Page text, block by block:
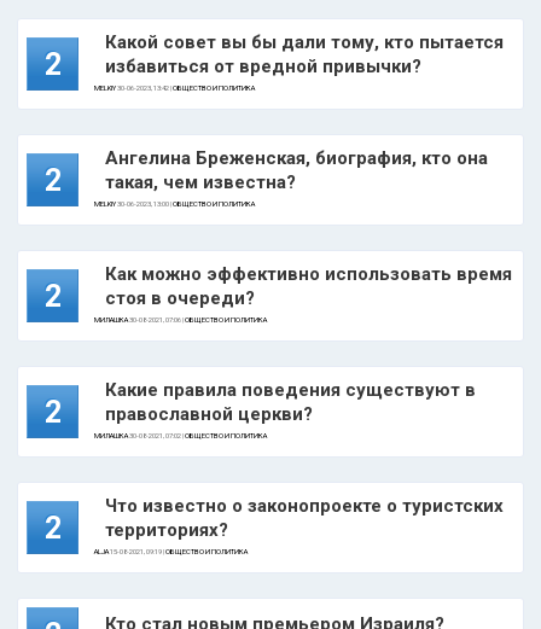
2
Какой совет вы бы дали тому, кто пытается
избавиться от вредной привычки?
MELKIY30-06-2023, 13:42 |ОБЩЕСТВО И ПОЛИТИКА
2
Ангелина Бреженская, биография, кто она
такая, чем известна?
MELKIY30-06-2023, 13:00 |ОБЩЕСТВО И ПОЛИТИКА
2
Как можно эффективно использовать время
стоя в очереди?
МИЛАШКА30-08-2021, 07:06 |ОБЩЕСТВО И ПОЛИТИКА
2
Какие правила поведения существуют в
православной церкви?
МИЛАШКА30-08-2021, 07:02 |ОБЩЕСТВО И ПОЛИТИКА
2
Что известно о законопроекте о туристских
территориях?
ALJA15-08-2021, 09:19 |ОБЩЕСТВО И ПОЛИТИКА
Кто стал новым премьером Израиля?